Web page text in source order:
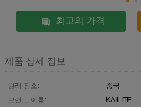
최고의 가격
제품 상세 정보
원래 장소:
중국
브랜드 이름:
KAILITE